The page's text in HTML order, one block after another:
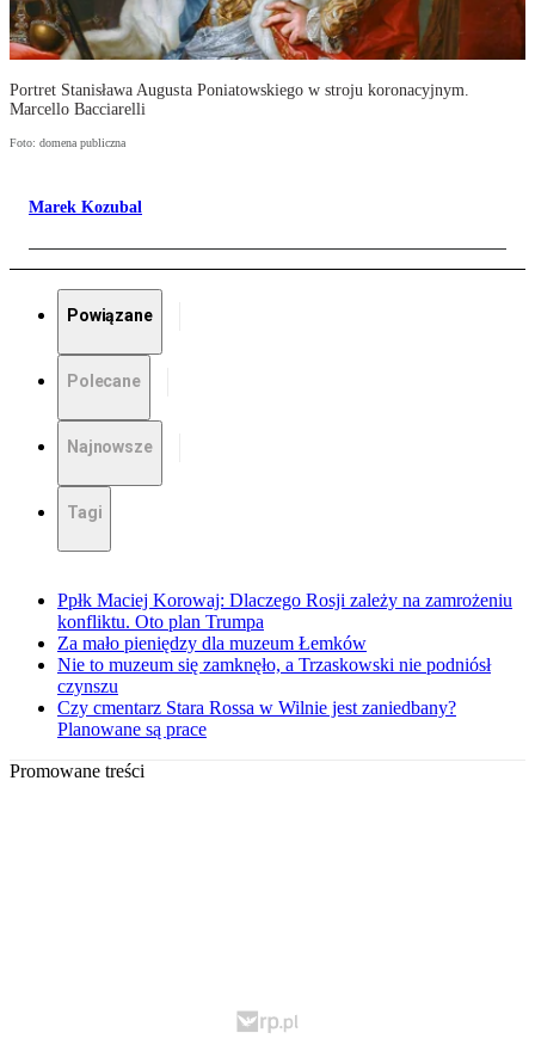
Portret Stanisława Augusta Poniatowskiego w stroju koronacyjnym.
Marcello Bacciarelli
Foto: domena publiczna
Marek Kozubal
Powiązane
Polecane
Najnowsze
Tagi
Ppłk Maciej Korowaj: Dlaczego Rosji zależy na zamrożeniu
konfliktu. Oto plan Trumpa
Za mało pieniędzy dla muzeum Łemków
Nie to muzeum się zamknęło, a Trzaskowski nie podniósł
czynszu
Czy cmentarz Stara Rossa w Wilnie jest zaniedbany?
Planowane są prace
Promowane treści